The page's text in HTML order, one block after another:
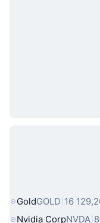
Popularne
GoldGOLD 16
Nvidia CorpNVDA